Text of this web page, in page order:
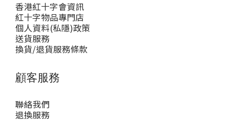
香港紅十字會資訊
紅十字物品專門店
個人資料(私隱)政策
送貨服務
換貨/退貨服務條款
顧客服務
聯絡我們
退換服務